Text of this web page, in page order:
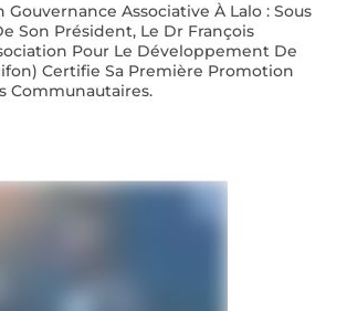
Gouvernance Associative À Lalo : Sous
Son Président, Le Dr François
Pour Le Développement De
Certifie Sa Première Promotion
Communautaires.